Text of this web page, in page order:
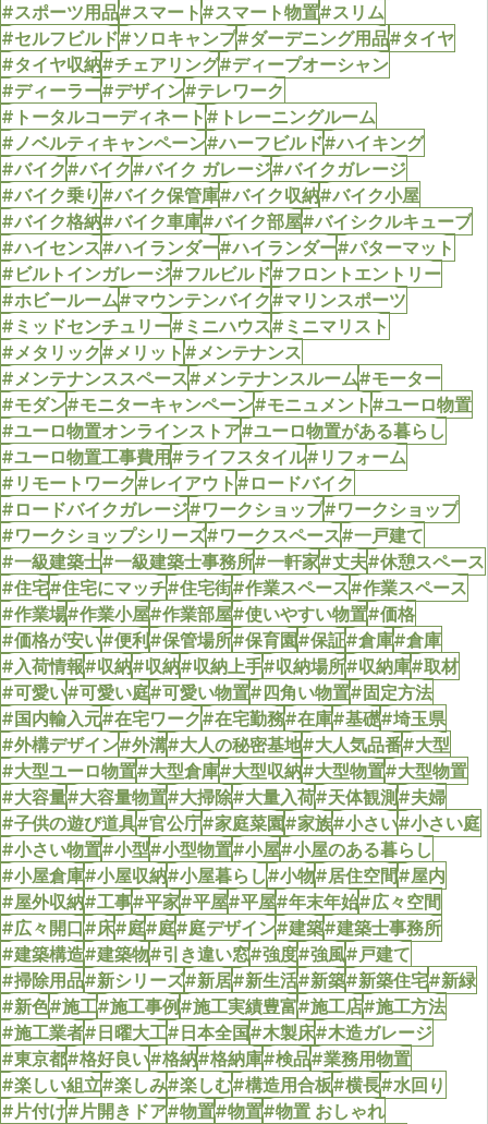
#スポーツ用品#スマート#スマート物置#スリム
#セルフビルド#ソロキャンプ#ダーデニング用品#タイヤ
#タイヤ収納#チェアリング#ディープオーシャン
#ディーラー#デザイン#テレワーク
#トータルコーディネート#トレーニングルーム
#ノベルティキャンペーン#ハーフビルド#ハイキング
#バイク#バイク#バイク ガレージ#バイクガレージ
#バイク乗り#バイク保管庫#バイク収納#バイク小屋
#バイク格納#バイク車庫#バイク部屋#バイシクルキューブ
#ハイセンス#ハイランダー#ハイランダー#パターマット
#ビルトインガレージ#フルビルド#フロントエントリー
#ホビールーム#マウンテンバイク#マリンスポーツ
#ミッドセンチュリー#ミニハウス#ミニマリスト
#メタリック#メリット#メンテナンス
#メンテナンススペース#メンテナンスルーム#モーター
#モダン#モニターキャンペーン#モニュメント#ユーロ物置
#ユーロ物置オンラインストア#ユーロ物置がある暮らし
#ユーロ物置工事費用#ライフスタイル#リフォーム
#リモートワーク#レイアウト#ロードバイク
#ロードバイクガレージ#ワークショップ#ワークショップ
#ワークショップシリーズ#ワークスペース#一戸建て
#一級建築士#一級建築士事務所#一軒家#丈夫#休憩スペース
#住宅#住宅にマッチ#住宅街#作業スペース#作業スペース
#作業場#作業小屋#作業部屋#使いやすい物置#価格
#価格が安い#便利#保管場所#保育園#保証#倉庫#倉庫
#入荷情報#収納#収納#収納上手#収納場所#収納庫#取材
#可愛い#可愛い庭#可愛い物置#四角い物置#固定方法
#国内輸入元#在宅ワーク#在宅勤務#在庫#基礎#埼玉県
#外構デザイン#外溝#大人の秘密基地#大人気品番#大型
#大型ユーロ物置#大型倉庫#大型収納#大型物置#大型物置
#大容量#大容量物置#大掃除#大量入荷#天体観測#夫婦
#子供の遊び道具#官公庁#家庭菜園#家族#小さい#小さい庭
#小さい物置#小型#小型物置#小屋#小屋のある暮らし
#小屋倉庫#小屋収納#小屋暮らし#小物#居住空間#屋内
#屋外収納#工事#平家#平屋#平屋#年末年始#広々空間
#広々開口#床#庭#庭#庭デザイン#建築#建築士事務所
#建築構造#建築物#引き違い窓#強度#強風#戸建て
#掃除用品#新シリーズ#新居#新生活#新築#新築住宅#新緑
#新色#施工#施工事例#施工実績豊富#施工店#施工方法
#施工業者#日曜大工#日本全国#木製床#木造ガレージ
#東京都#格好良い#格納#格納庫#検品#業務用物置
#楽しい組立#楽しみ#楽しむ#構造用合板#横長#水回り
#片付け#片開きドア#物置#物置#物置 おしゃれ